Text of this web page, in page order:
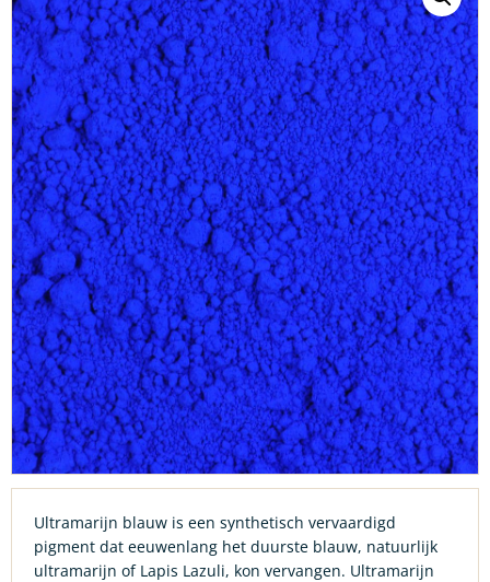
Ultramarijn blauw is een synthetisch vervaardigd
pigment dat eeuwenlang het duurste blauw, natuurlijk
ultramarijn of Lapis Lazuli, kon vervangen. Ultramarijn